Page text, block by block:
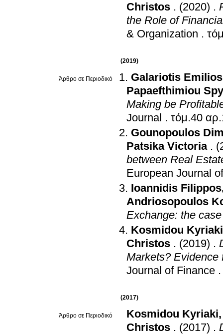
Christos . (2020) .
the Role of
& Organization .
(2019)
Άρθρο σε Περιοδικό Galariotis Emilios
Papaefthimiou
Making be
Journal .
Gounopoulos
Patsika Victoria .
between Real
European Journal
Ioannidis Filippos
Andriosopoulos
Exchange: the
Kosmidou Kyriaki
Christos . (2019) .
Markets? Evidence
Journal of Finance
(2017)
Άρθρο σε Περιοδικό Kosmidou Kyriaki
Christos . (2017) .